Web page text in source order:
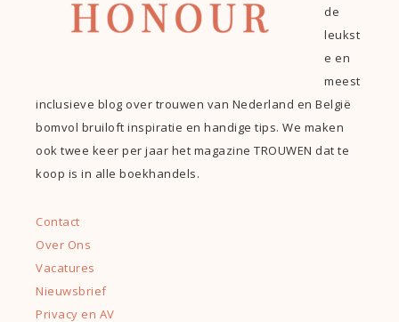
de
leukst
e en
meest
inclusieve blog over trouwen van Nederland en België
bomvol bruiloft inspiratie en handige tips. We maken
ook twee keer per jaar het magazine TROUWEN dat te
koop is in alle boekhandels.
Contact
Over Ons
Vacatures
Nieuwsbrief
Privacy en AV